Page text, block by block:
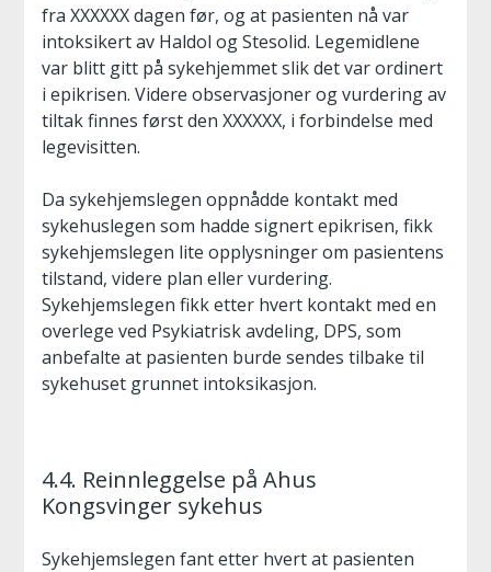
fra XXXXXX dagen før, og at pasienten nå var
intoksikert av Haldol og Stesolid. Legemidlene
var blitt gitt på sykehjemmet slik det var ordinert
i epikrisen. Videre observasjoner og vurdering av
tiltak finnes først den XXXXXX, i forbindelse med
legevisitten.
Da sykehjemslegen oppnådde kontakt med
sykehuslegen som hadde signert epikrisen, fikk
sykehjemslegen lite opplysninger om pasientens
tilstand, videre plan eller vurdering.
Sykehjemslegen fikk etter hvert kontakt med en
overlege ved Psykiatrisk avdeling, DPS, som
anbefalte at pasienten burde sendes tilbake til
sykehuset grunnet intoksikasjon.
4.4. Reinnleggelse på Ahus
Kongsvinger sykehus
Sykehjemslegen fant etter hvert at pasienten